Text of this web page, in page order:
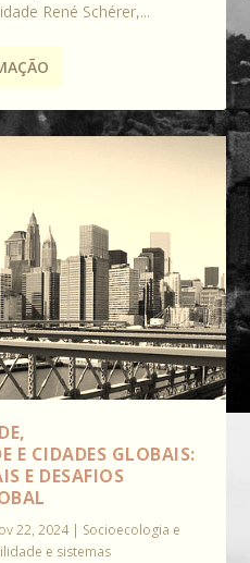
René Schérer,...
E CIDADES GLOBAIS:
E DESAFIOS
22, 2024| Socioecologia e
e sistemas